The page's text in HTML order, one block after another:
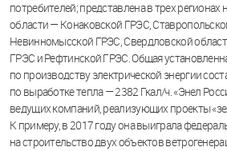
потребителей; представлена в трех
области — Конаковской ГРЭС,
Невинномысской ГРЭС, Свердловской
ГРЭС и Рефтинской ГРЭС. Общая
по производству электрической энергии
по выработке тепла — 2382 Гкал/ч. «Энел
ведущих компаний, реализующих проекты
К примеру, в 2017 году она выиграла
на строительство двух объектов